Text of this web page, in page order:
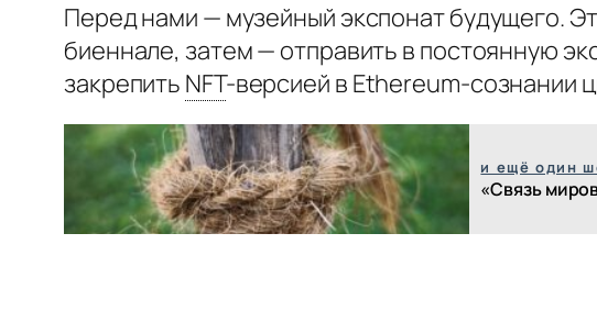
Перед нами — музейный экспонат будущего.
биеннале, затем — отправить в постоянную
закрепить NFT-версией в Ethereum-сознании
и ещё один
«Связь